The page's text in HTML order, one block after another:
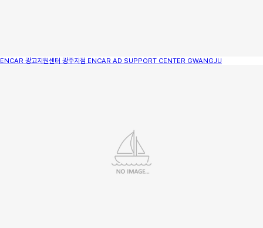
ENCAR 광고지원센터 광주지점 ENCAR AD SUPPORT CENTER GWANGJU